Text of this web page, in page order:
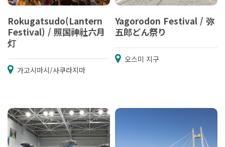
Rokugatsudo(Lantern
Festival) / 照国神社六月
灯
가고시마시/사쿠라지마
Yagorodon Festival / 弥
五郎どん祭り
오스미 지구